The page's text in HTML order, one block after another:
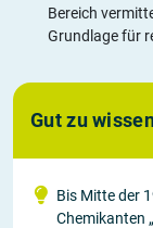
Bereich
Grundlage für
Gut zu
Bis Mitte der
Chemikanten